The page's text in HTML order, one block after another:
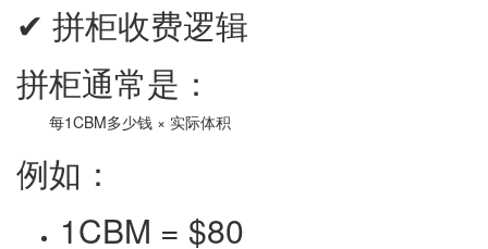
✔ 拼柜收费逻辑
拼柜通常是：
每1CBM多少钱 × 实际体积
例如：
1CBM = $80